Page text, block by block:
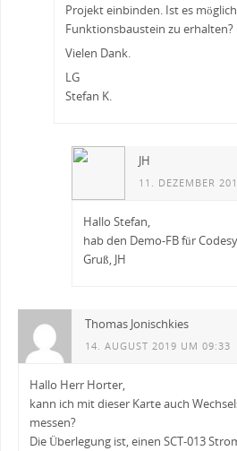
Projekt einbinden. Ist es
Funktionsbaustein zu erhalten?
Vielen Dank.
LG
Stefan K.
JH
11. DEZEMBER
Hallo Stefan,
hab den Demo-FB für
Gruß, JH
Thomas Jonischkies
14. AUGUST 2019 UM 09:33
Hallo Herr Horter,
kann ich mit dieser Karte auch
messen?
Die Überlegung ist, einen SCT-013